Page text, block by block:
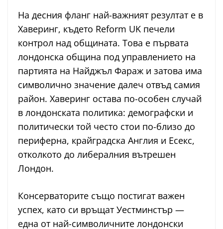
На десния фланг най-важният резултат е в
Хаверинг, където Reform UK печели
контрол над общината. Това е първата
лондонска община под управлението на
партията на Найджъл Фараж и затова има
символично значение далеч отвъд самия
район. Хаверинг остава по-особен случай
в лондонската политика: демографски и
политически той често стои по-близо до
периферна, крайградска Англия и Есекс,
отколкото до либералния вътрешен
Лондон.
Консерваторите също постигат важен
успех, като си връщат Уестминстър —
една от най-символичните лондонски